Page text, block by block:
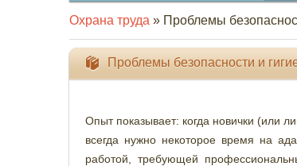
Охрана труда » Проблемы
Проблемы безопасности и
Опыт показывает: когда новички (или
всегда нужно некоторое время на
работой, требующей